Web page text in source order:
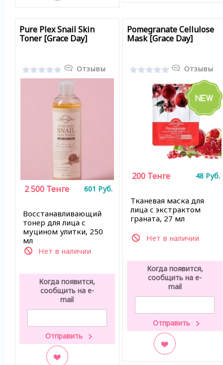
Pure Plex Snail Skin
Toner [Grace Day]
Отзывы
Восстанавливающий
тонер для лица с
муцином улитки, 250
мл
Нет в наличии
2 500 Тенге 601 Руб.
Когда появится,
сообщить на e-
mail
Pomegranate Cellulose
Mask [Grace Day]
Отзывы
Тканевая маска для
лица с экстрактом
граната, 27 мл
Нет в наличии
200 Тенге 48 Руб.
Когда появится,
сообщить на e-
mail